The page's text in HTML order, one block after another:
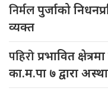
निर्मलपुर्जाको
व्यक्त
पहिरोप्रभावित
का.म.पा ७ द्वारा